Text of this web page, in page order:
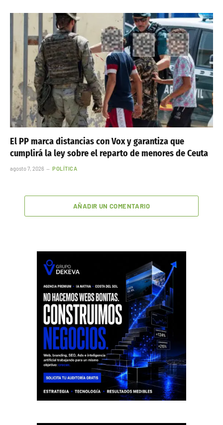
El PP marca distancias con Vox y garantiza que
cumplirá la ley sobre el reparto de menores de Ceuta
agosto 7, 2026 POLÍTICA
AÑADIR UN COMENTARIO